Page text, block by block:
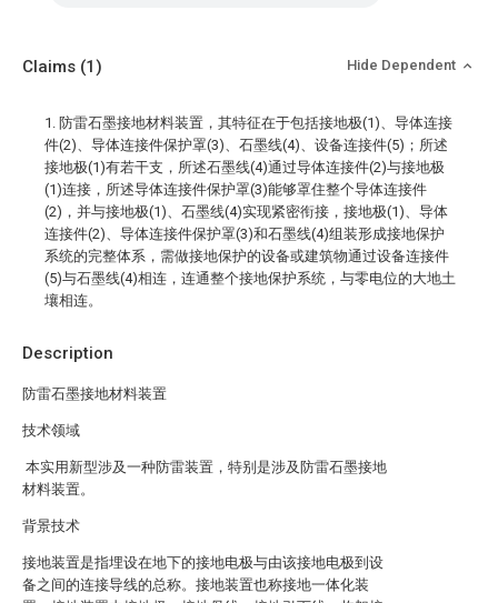
Description
防雷石墨接地材料装置
技术领域
本实用新型涉及一种防雷装置，特别是涉及防雷石墨接地
材料装置。
背景技术
接地装置是指埋设在地下的接地电极与由该接地电极到设
备之间的连接导线的总称。接地装置也称接地一体化装
Claims (1) Hide Dependent
1. 防雷石墨接地材料装置，其特征在于包括接地极(1)、导体连接
件(2)、导体连接件保护罩(3)、石墨线(4)、设备连接件(5)；所述
接地极(1)有若干支，所述石墨线(4)通过导体连接件(2)与接地极
(1)连接，所述导体连接件保护罩(3)能够罩住整个导体连接件
(2)，并与接地极(1)、石墨线(4)实现紧密衔接，接地极(1)、导体
连接件(2)、导体连接件保护罩(3)和石墨线(4)组装形成接地保护
系统的完整体系，需做接地保护的设备或建筑物通过设备连接件
(5)与石墨线(4)相连，连通整个接地保护系统，与零电位的大地土
壤相连。